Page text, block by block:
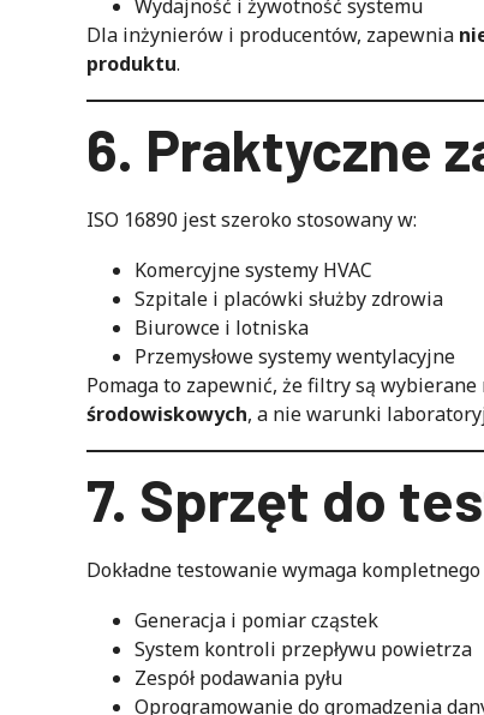
Wydajność i żywotność systemu
Dla inżynierów i producentów, zapewnia
produktu.
6. Praktyczne
ISO 16890 jest szeroko stosowany w:
Komercyjne systemy HVAC
Szpitale i placówki służby zdrowia
Biurowce i lotniska
Przemysłowe systemy wentylacyjne
Pomaga to zapewnić, że filtry są
środowiskowych, a nie warunki
7. Sprzęt do
Dokładne testowanie wymaga
Generacja i pomiar cząstek
System kontroli przepływu powietrza
Zespół podawania pyłu
Oprogramowanie do gromadzenia